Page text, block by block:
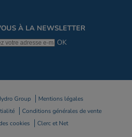
À LA NEWSLETTER
OK
Group
Mentions légales
Conditions générales de vente
cookies
Clerc et Net